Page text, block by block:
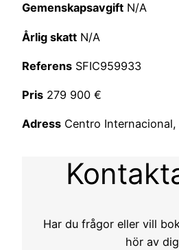
Gemenskapsavgift N/A
Årlig skatt N/A
Referens SFIC959933
Pris 279 900 €
Adress Centro
Har du frågor eller vill
hör av